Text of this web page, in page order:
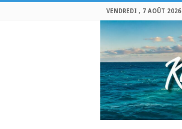
VENDREDI , 7 AOÛT 2026